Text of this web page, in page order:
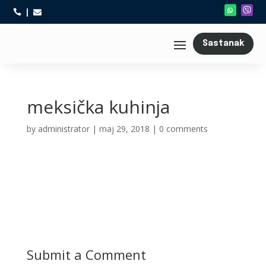
 
Sastanak
meksička kuhinja
by administrator| maj 29, 2018 | 0 comments
Submit a Comment